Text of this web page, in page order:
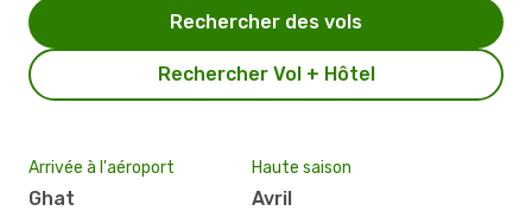
Rechercher Vol + Hôtel
Rechercher des vols
Arrivée à l'aéroport
Ghat
Haute saison
avril